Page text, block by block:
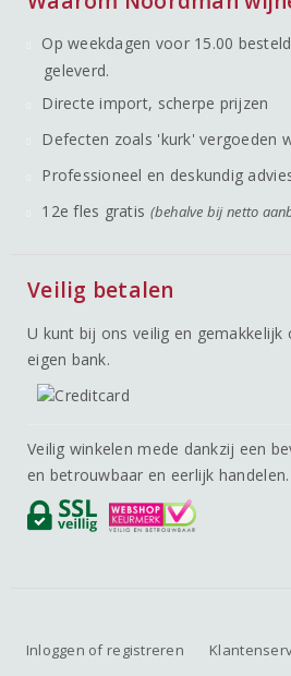
Op weekdagen voor 15.00
geleverd.
Directe import, scherpe prijzen
Defecten zoals 'kurk' vergoeden
Professioneel en deskundig
12e fles gratis (behalve bij netto
Veilig betalen
U kunt bij ons veilig en
eigen bank.
Veilig winkelen mede dankzij een
en betrouwbaar en eerlijk handelen.
Inloggen of registreren